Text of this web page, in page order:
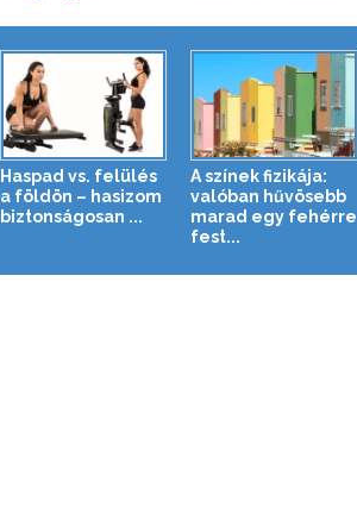
Haspad vs. felülés
a földön – hasizom
biztonságosan ...
A színek fizikája:
valóban hűvösebb
marad egy fehérre
fest...